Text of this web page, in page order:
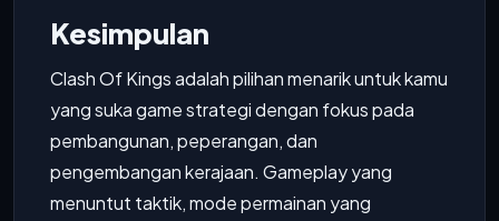
Kesimpulan
Clash Of Kings adalah pilihan menarik untuk kamu
yang suka game strategi dengan fokus pada
pembangunan, peperangan, dan
pengembangan kerajaan. Gameplay yang
menuntut taktik, mode permainan yang